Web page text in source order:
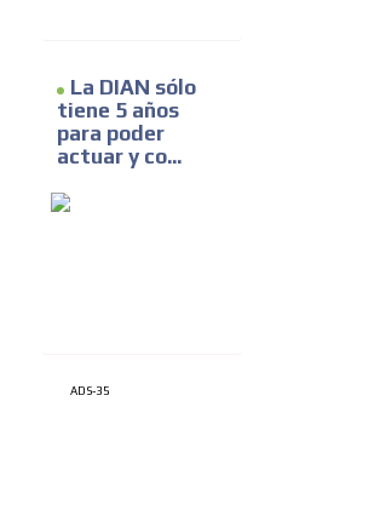
La DIAN sólo
tiene 5 años
para poder
actuar y co...
ADS-35